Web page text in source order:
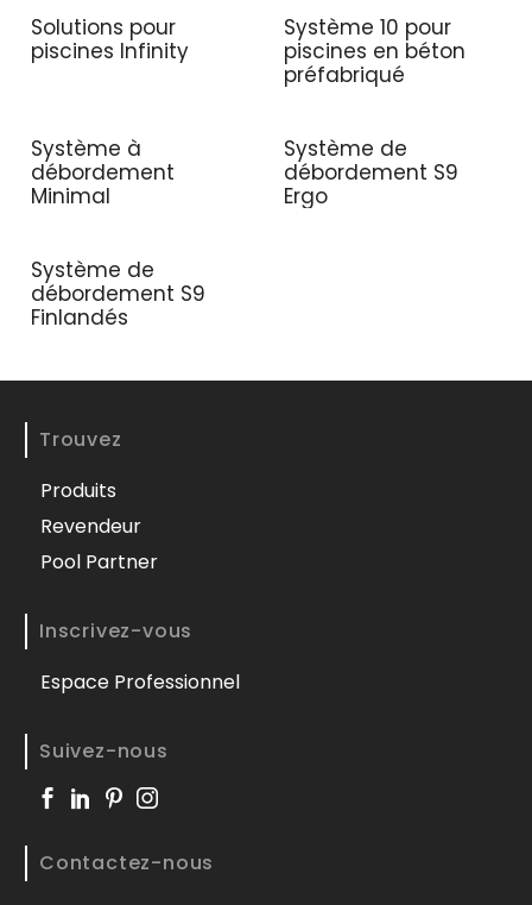
Solutions pour
piscines Infinity
Système 10 pour
piscines en béton
préfabriqué
Système à
débordement
Minimal
Système de
débordement S9
Ergo
Système de
débordement S9
Finlandés
Trouvez
Produits
Revendeur
Pool Partner
Inscrivez-vous
Espace Professionnel
Suivez-nous
Contactez-nous